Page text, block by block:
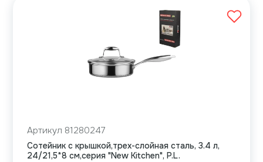
Артикул 81280247
Сотейник с крышкой,трех-слойная сталь, 3.4 л,
24/21,5*8 см,серия "New Kitchen", P.L.